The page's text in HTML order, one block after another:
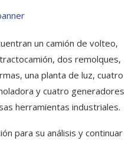
un camión de volteo,
dos remolques,
una planta de luz, cuatro
y cuatro generadores
herramientas industriales.
para su análisis y continuar